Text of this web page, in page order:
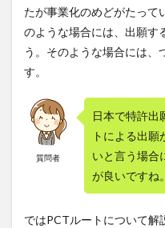
たが事業化のめどがたって
のような場合には、出願す
う。そのような場合には
す。
質問者
日本で特許出
トによる出
いと言う場合
が良いですね。
ではPCTルートについて解